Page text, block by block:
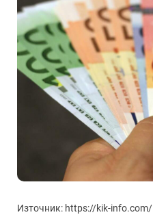
Източник: https://kik-info.com/